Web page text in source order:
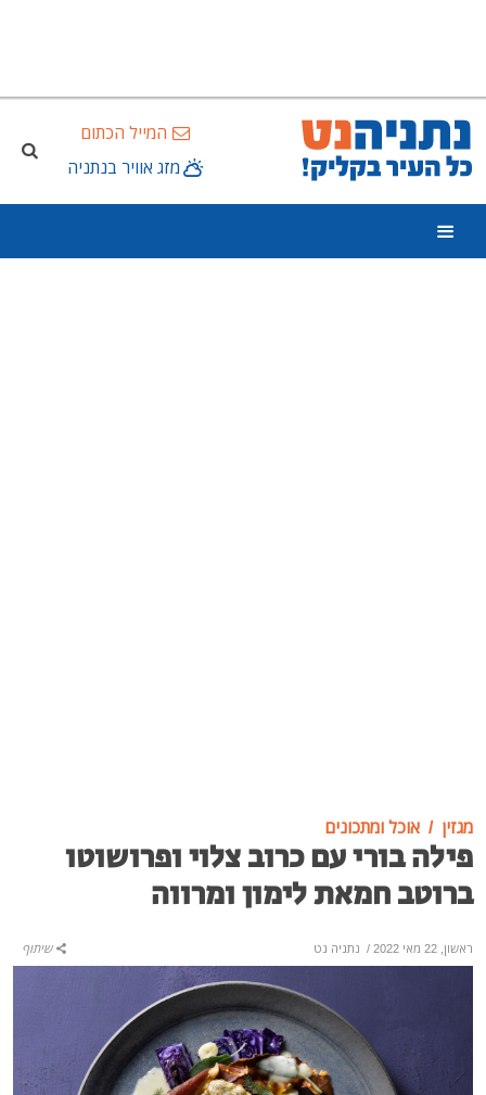
המייל הכתום
מזג אוויר בנתניה
מגזין אוכל ומתכונים
פילה בורי עם כרוב צלוי ופרושוטו
ברוטב חמאת לימון ומרווה
ראשון, 22 מאי 2022 / נתניה נט שיתוף